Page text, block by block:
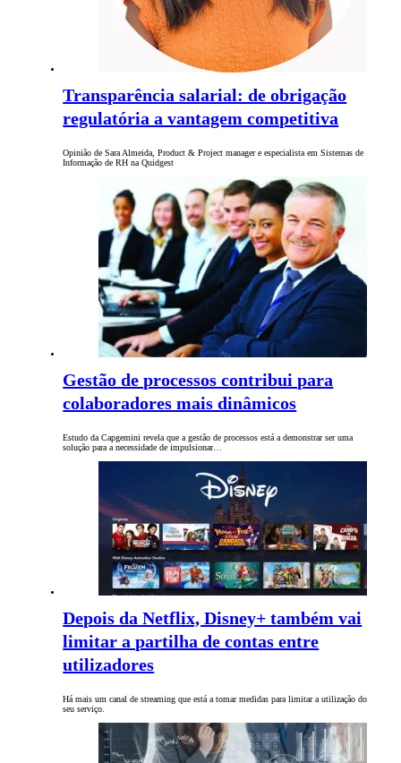
Transparência salarial: de obrigação
regulatória a vantagem competitiva
Opinião de Sara Almeida, Product & Project manager e especialista em Sistemas de
Informação de RH na Quidgest
Gestão de processos contribui para
colaboradores mais dinâmicos
Estudo da Capgemini revela que a gestão de processos está a demonstrar ser uma
solução para a necessidade de impulsionar…
Depois da Netflix, Disney+ também vai
limitar a partilha de contas entre
utilizadores
Há mais um canal de streaming que está a tomar medidas para limitar a utilização do
seu serviço.